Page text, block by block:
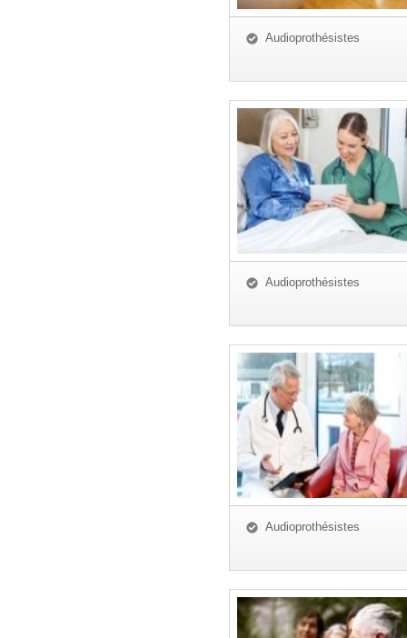
Audioprothésistes
Audioprothésistes
Audioprothésistes